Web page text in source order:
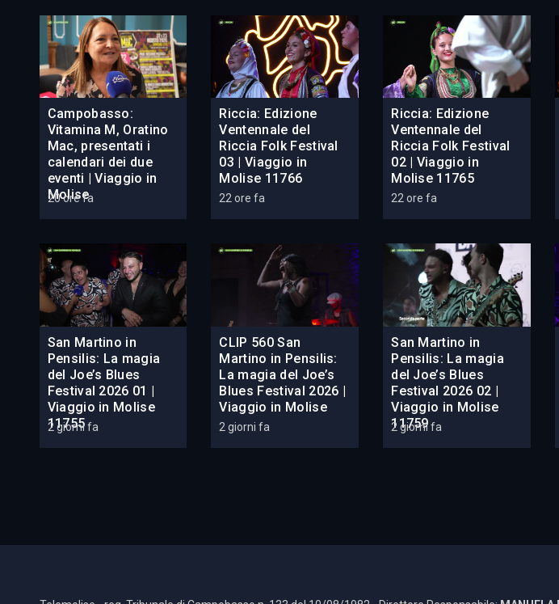
Campobasso:
Vitamina M, Oratino
Mac, presentati i
calendari dei due
eventi | Viaggio in
Molise
20 ore fa
Riccia: Edizione
Ventennale del
Riccia Folk Festival
03 | Viaggio in
Molise 11766
22 ore fa
Riccia: Edizione
Ventennale del
Riccia Folk Festival
02 | Viaggio in
Molise 11765
22 ore fa
San Martino in
Pensilis: La magia
del Joe’s Blues
Festival 2026 01 |
Viaggio in Molise
11755
2 giorni fa
CLIP 560 San
Martino in Pensilis:
La magia del Joe’s
Blues Festival 2026 |
Viaggio in Molise
2 giorni fa
San Martino in
Pensilis: La magia
del Joe’s Blues
Festival 2026 02 |
Viaggio in Molise
11759
2 giorni fa